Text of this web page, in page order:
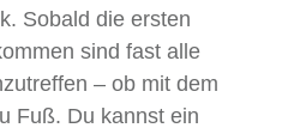
Sobald die ersten
sind fast alle
– ob mit dem
Fuß. Du kannst ein